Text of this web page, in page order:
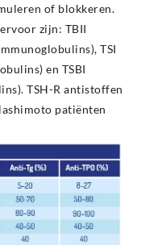
of blokkeren.
zijn: TBII
TSI
en TSBI
TSH-R antistoffen
patiënten